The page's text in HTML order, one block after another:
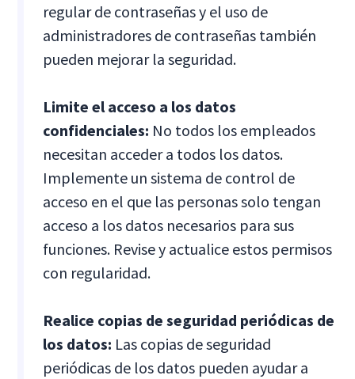
regular de contraseñas y el uso de
administradores de contraseñas también
pueden mejorar la seguridad.
Limite el acceso a los datos
confidenciales: No todos los empleados
necesitan acceder a todos los datos.
Implemente un sistema de control de
acceso en el que las personas solo tengan
acceso a los datos necesarios para sus
funciones. Revise y actualice estos permisos
con regularidad.
Realice copias de seguridad periódicas de
los datos: Las copias de seguridad
periódicas de los datos pueden ayudar a